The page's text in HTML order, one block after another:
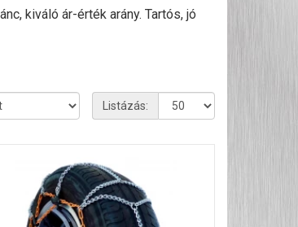
kiváló ár-érték arány. Tartós, jó
Listázás: